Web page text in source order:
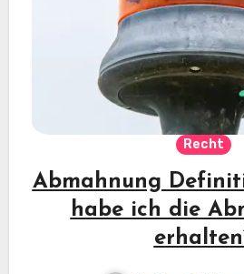
Recht
Abmahnung
habe ich die